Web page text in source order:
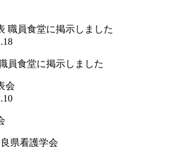
員食堂に掲示しました